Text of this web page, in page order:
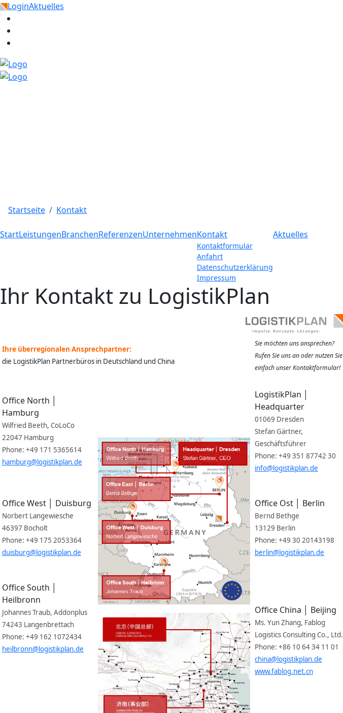
Start
LoginAktuelles
Startseite Kontakt
StartLeistungenBranchenReferenzenUnternehmenKontakt
Kontaktformular
Anfahrt
Datenschutzerklärung
Impressum
Aktuelles
Ihr Kontakt zu LogistikPlan
Ihre überregionalen Ansprechpartner:
die LogistikPlan Partnerbüros in Deutschland und China
Sie möchten uns ansprechen?
Rufen Sie uns an oder nutzen Sie
einfach unser Kontaktformular!
Office North │
Hamburg
Wilfried Beeth, CoLoCo
22047 Hamburg
Phone: +49 171 5365614
hamburg@logistikplan.de
LogistikPlan │
Headquarter
01069 Dresden
Stefan Gärtner,
Geschäftsführer
Phone: +49 351 87742 30
info@logistikplan.de
Office West │ Duisburg
Norbert Langewiesche
46397 Bocholt
Phone: +49 175 2053364
duisburg@logistikplan.de
Office Ost │ Berlin
Bernd Bethge
13129 Berlin
Phone: +49 30 20143198
berlin@logistikplan.de
Office South │
Heilbronn
Johannes Traub, Addonplus
74243 Langenbrettach
Phone: +49 162 1072434
heilbronn@logistikplan.de
Office China │ Beijing
Ms. Yun Zhang, Fablog
Logistics Consulting Co., Ltd.
Phone: +86 10 64 34 11 01
china@logistikplan.de
www.fablog.net.cn